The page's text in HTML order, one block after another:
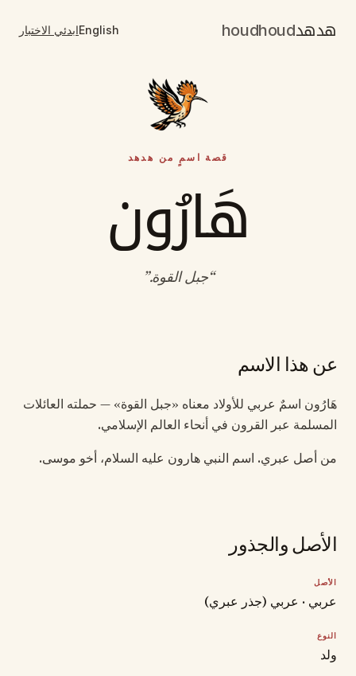
هدهدhoudhoud
Englishابدئي الاختبار
قصة اسمٍ من هدهد
هَارُون
“جبل القوة.”
عن هذا الاسم
هَارُون اسمٌ عربي للأولاد معناه «جبل القوة» — حملته العائلات
المسلمة عبر القرون في أنحاء العالم الإسلامي.
من أصل عبري. اسم النبي هارون عليه السلام، أخو موسى.
الأصل والجذور
الأصل
عربي · عربي (جذر عبري)
النوع
ولد